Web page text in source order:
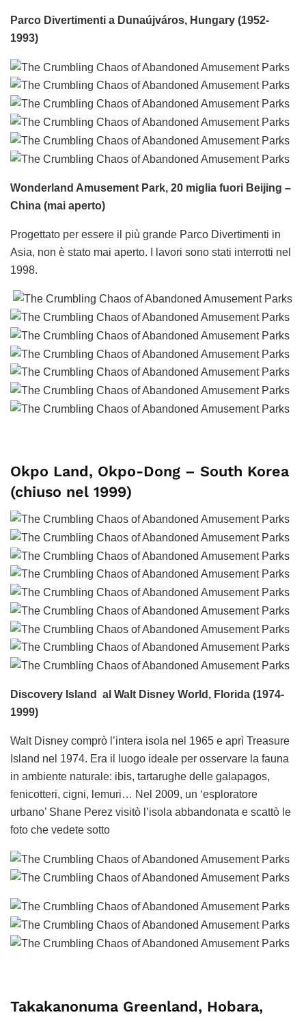
Parco Divertimenti a Dunaújváros, Hungary (1952-
1993)
Wonderland Amusement Park, 20 miglia fuori Beijing –
China (mai aperto)
Progettato per essere il più grande Parco Divertimenti in
Asia, non è stato mai aperto. I lavori sono stati interrotti nel
1998.
Okpo Land, Okpo-Dong – South Korea
(chiuso nel 1999)
Discovery Island al Walt Disney World, Florida (1974-
1999)
Walt Disney comprò l’intera isola nel 1965 e aprì Treasure
Island nel 1974. Era il luogo ideale per osservare la fauna
in ambiente naturale: ibis, tartarughe delle galapagos,
fenicotteri, cigni, lemuri… Nel 2009, un ‘esploratore
urbano’ Shane Perez visitò l’isola abbandonata e scattò le
foto che vedete sotto
Takakanonuma Greenland, Hobara,